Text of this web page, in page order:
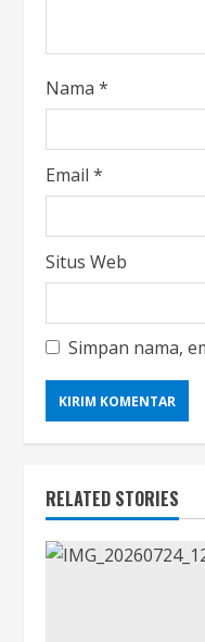
Nama *
Email *
Situs Web
Simpan nama,
RELATED STORIES